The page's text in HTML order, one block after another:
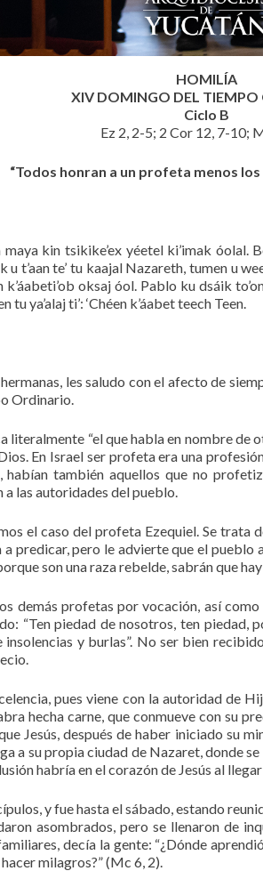
HOMILÍA
XIV DOMINGO DEL TIEMPO
Ciclo B
Ez 2, 2-5; 2 Cor 12, 7-10;
“Todos honran a un profeta menos los
maya kin tsikike’ex yéetel ki’imak óolal.
u t’aan te’ tu kaajal Nazareth, tumen u
oksaj óol. Pablo ku dsáik
tu ya’alaj ti’: ‘Chéen k’áabet teech Teen.
les saludo con el afecto de
Ordinario.
“el que habla en nombre de
En Israel ser profeta era una
habían también aquellos que no
las autoridades del pueblo.
el caso del profeta Ezequiel. Se trata
a predicar, pero le advierte que el
son una raza rebelde, sabrán que
demás profetas por vocación, así
“Ten piedad de nosotros, ten piedad,
insolencias y burlas”. No ser bien
pues viene con la autoridad de
hecha carne, que conmueve con su
Jesús, después de haber iniciado su
a su propia ciudad de Nazaret, donde
habría en el corazón de Jesús al
y fue hasta el sábado, estando
asombrados, pero se llenaron de
decía la gente: “¿Dónde
milagros?” (Mc 6, 2).